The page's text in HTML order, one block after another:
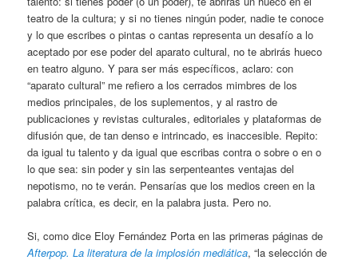
teatro de la cultura; y si no tienes ningún poder, nadie te conoce
y lo que escribes o pintas o cantas representa un desafío a lo
aceptado por ese poder del aparato cultural, no te abrirás hueco
en teatro alguno. Y para ser más específicos, aclaro: con
“aparato cultural” me refiero a los cerrados mimbres de los
medios principales, de los suplementos, y al rastro de
publicaciones y revistas culturales, editoriales y plataformas de
difusión que, de tan denso e intrincado, es inaccesible. Repito:
da igual tu talento y da igual que escribas contra o sobre o en o
lo que sea: sin poder y sin las serpenteantes ventajas del
nepotismo, no te verán. Pensarías que los medios creen en la
palabra crítica, es decir, en la palabra justa. Pero no.
Si, como dice Eloy Fernández Porta en las primeras páginas de
Afterpop. La literatura de la implosión mediática, “la selección de